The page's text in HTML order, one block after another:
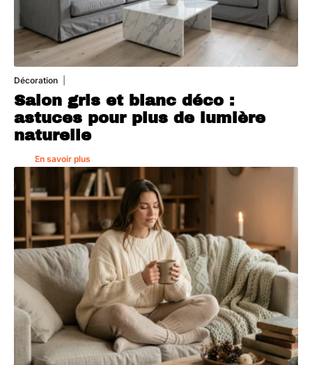
Décoration
Salon gris et blanc déco :
astuces pour plus de lumière
naturelle
En savoir plus